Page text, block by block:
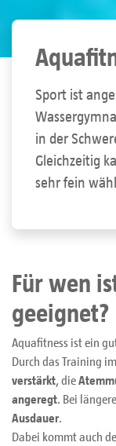
Sport ist
in der
Gleichzeitig
sehr fein
Für wen
geeignet?
Aquafitness ist ein
Durch das Training
verstärkt, die
angeregt. Bei
Ausdauer.
Dabei kommt auch